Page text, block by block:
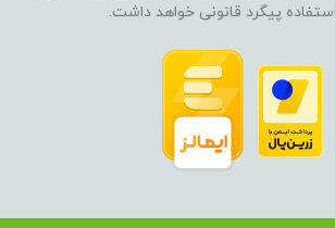
پیگرد قانونی خواهد داشت.